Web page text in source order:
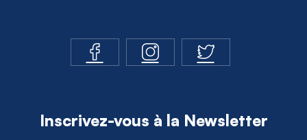
Inscrivez-vous à la Newsletter